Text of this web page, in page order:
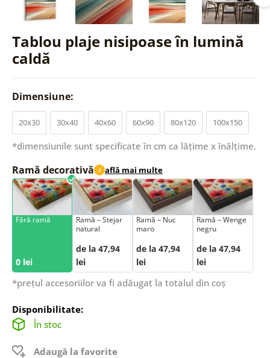
Tablou plaje nisipoase în lumină
caldă
Dimensiune:
20x30 30x40 40x60 60x90 80x120 100x150
*dimensiunile sunt specificate în cm ca lățime x înălțime.
Ramă decorativă i află mai multe
Fără ramă
0 lei
Ramă – Stejar
natural
de la 47,94
lei
Ramă – Nuc
maro
de la 47,94
lei
Ramă – Wenge
negru
de la 47,94
lei
*prețul accesoriilor va fi adăugat la totalul din coș
Disponibilitate:
În stoc
Adaugă la favorite